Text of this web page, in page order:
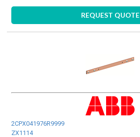
REQUEST QUOTE
2CPX041976R9999
ZX1114